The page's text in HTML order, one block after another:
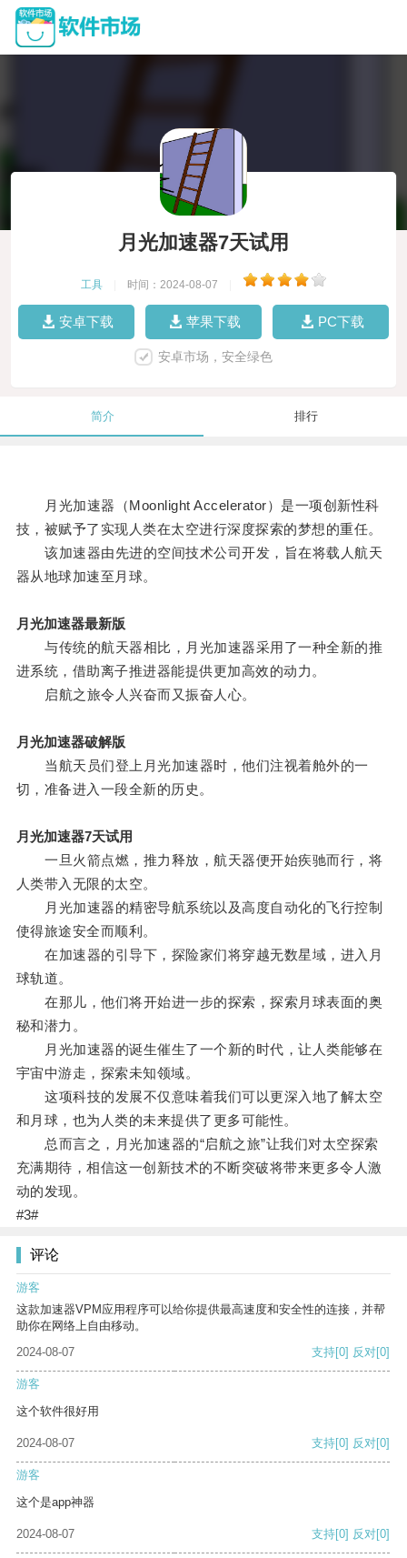
月光加速器7天试用
工具 时间：2024-08-07
安卓下载 苹果下载 PC下载
安卓市场，安全绿色
简介 排行
月光加速器（Moonlight Accelerator）是一项创新性科
技，被赋予了实现人类在太空进行深度探索的梦想的重任。
该加速器由先进的空间技术公司开发，旨在将载人航天
器从地球加速至月球。
月光加速器最新版
与传统的航天器相比，月光加速器采用了一种全新的推
进系统，借助离子推进器能提供更加高效的动力。
启航之旅令人兴奋而又振奋人心。
月光加速器破解版
当航天员们登上月光加速器时，他们注视着舱外的一
切，准备进入一段全新的历史。
月光加速器7天试用
一旦火箭点燃，推力释放，航天器便开始疾驰而行，将
人类带入无限的太空。
月光加速器的精密导航系统以及高度自动化的飞行控制
使得旅途安全而顺利。
在加速器的引导下，探险家们将穿越无数星域，进入月
球轨道。
在那儿，他们将开始进一步的探索，探索月球表面的奥
秘和潜力。
月光加速器的诞生催生了一个新的时代，让人类能够在
宇宙中游走，探索未知领域。
这项科技的发展不仅意味着我们可以更深入地了解太空
和月球，也为人类的未来提供了更多可能性。
总而言之，月光加速器的“启航之旅”让我们对太空探索
充满期待，相信这一创新技术的不断突破将带来更多令人激
动的发现。
#3#
评论
游客
这款加速器VPM应用程序可以给你提供最高速度和安全性的连接，并帮
助你在网络上自由移动。
2024-08-07
支持[0] 反对[0]
游客
这个软件很好用
2024-08-07 支持[0] 反对[0]
游客
这个是app神器
2024-08-07 支持[0] 反对[0]